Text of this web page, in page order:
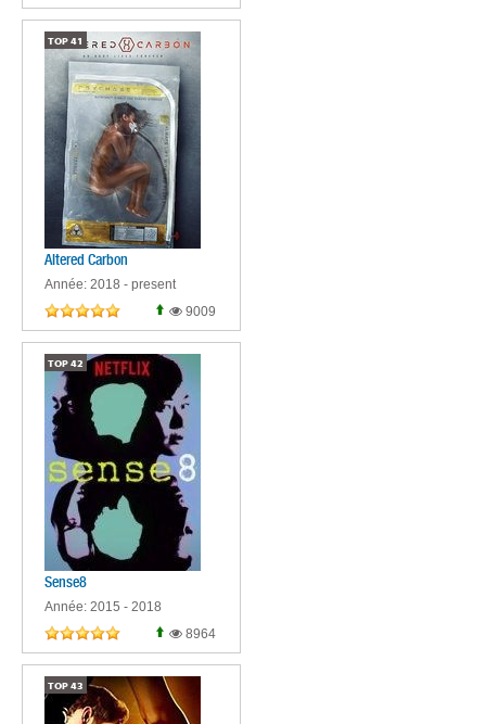
TOP 41
Altered Carbon
Année: 2018 - present
9009
TOP 42
Sense8
Année: 2015 - 2018
8964
TOP 43